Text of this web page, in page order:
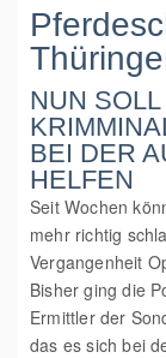
NUN
BEI DER
HELFEN
Seit Wochen
mehr richtig
Vergangenheit
Bisher ging die
Ermittler der
das es sich bei